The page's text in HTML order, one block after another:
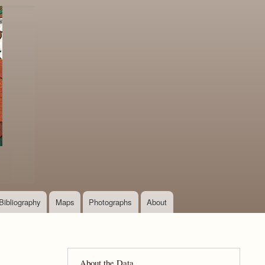
Bibliography Maps Photographs About